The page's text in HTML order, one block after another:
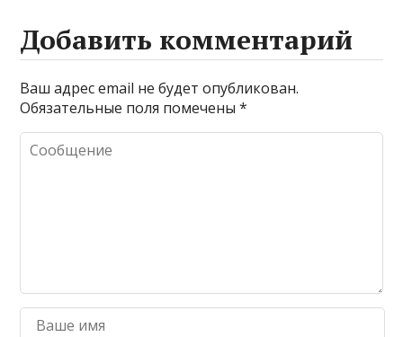
Добавить комментарий
Ваш адрес email не будет опубликован.
Обязательные поля помечены*